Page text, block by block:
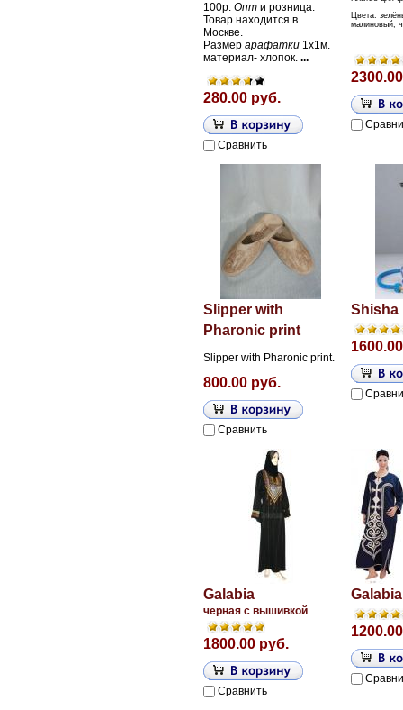
100р. Опт и розница.
Товар находится в
Москве.
Размер арафатки 1х1м.
материал- хлопок. ...
280.00 руб.
Сравнить
Цвета:
малиновый,
Slipper with
Pharonic print
Slipper with Pharonic print.
800.00 руб.
Сравнить
Shisha
Galabia
черная с вышивкой
1800.00 руб.
Сравнить
Galabia